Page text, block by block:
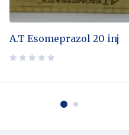
A.T Esomeprazol 20 inj